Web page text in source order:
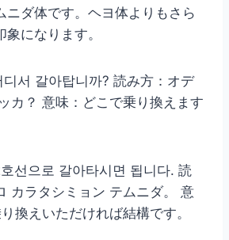
ニダ体です。ヘヨ体よりもさら
になります。
서 갈아탑니까? 読み方：オデ
カ？ 意味：どこで乗り換えます
선으로 갈아타시면 됩니다. 読
カラタシミョン テムニダ。 意
換えいただければ結構です。